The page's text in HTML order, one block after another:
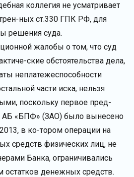
коллегия не усматривает
ных ст.330 ГПК РФ, для
решения суда.
жалобы о том, что суд
ские обстоятельства дела,
неплатежеспособности
части иска, нельзя
поскольку первое пред-
АБ «БПФ» (ЗАО) было вынесено
в ко-тором операции на
средств физических лиц, не
Банка, ограничивались
денежных средств.